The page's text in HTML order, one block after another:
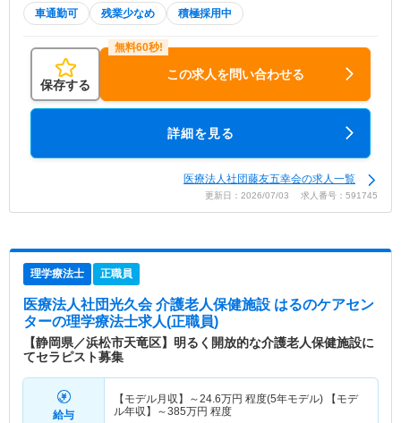
車通勤可 残業少なめ 積極採用中
保存する
この求人を問い合わせる
詳細を見る
医療法人社団藤友五幸会の求人一覧
更新日：2026/07/03 求人番号：591745
理学療法士 正職員
医療法人社団光久会 介護老人保健施設 はるのケアセン
ターの理学療法士求人(正職員)
【静岡県／浜松市天竜区】明るく開放的な介護老人保健施設に
てセラピスト募集
給与
【モデル月収】～24.6万円 程度(5年モデル) 【モデ
ル年収】～385万円 程度